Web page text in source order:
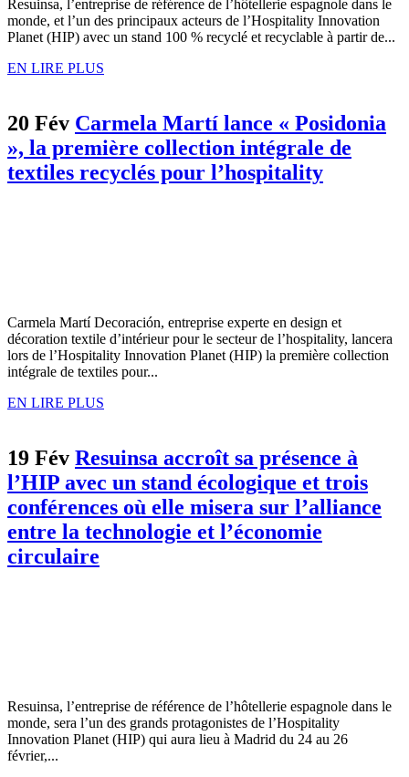
Resuinsa, l’entreprise de référence de l’hôtellerie espagnole dans le
monde, et l’un des principaux acteurs de l’Hospitality Innovation
Planet (HIP) avec un stand 100 % recyclé et recyclable à partir de...
EN LIRE PLUS
20 Fév Carmela Martí lance « Posidonia
», la première collection intégrale de
textiles recyclés pour l’hospitality
Carmela Martí Decoración, entreprise experte en design et
décoration textile d’intérieur pour le secteur de l’hospitality, lancera
lors de l’Hospitality Innovation Planet (HIP) la première collection
intégrale de textiles pour...
EN LIRE PLUS
19 Fév Resuinsa accroît sa présence à
l’HIP avec un stand écologique et trois
conférences où elle misera sur l’alliance
entre la technologie et l’économie
circulaire
Resuinsa, l’entreprise de référence de l’hôtellerie espagnole dans le
monde, sera l’un des grands protagonistes de l’Hospitality
Innovation Planet (HIP) qui aura lieu à Madrid du 24 au 26
février,...